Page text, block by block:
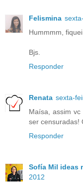
Felismina
Hummmm,
Bjs.
Responder
Renata sexta-
Maísa, assim
ser censuradas!
Responder
Sofía Mil ideas
2012